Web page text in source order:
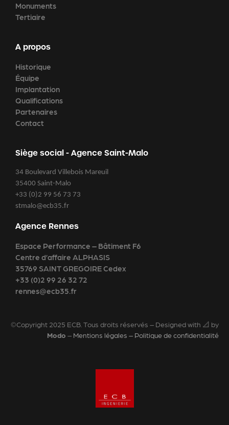
Monuments
Tertiaire
A propos
Historique
Équipe
Implantation
Qualifications
Partenaires
Contact
Siège social - Agence Saint-Malo
34 Boulevard Villebois Mareuil
35400 Saint-Malo
+33 (0)2 99 56 73 73
stmalo@ecb35.fr
Agence Rennes
Espace Performance – Bâtiment F6
Centre d’affaire ALPHASIS
35769 SAINT GREGOIRE Cedex
+33 (0)2 99 26 32 72
rennes@ecb35.fr
©Copyright 2025 ECB. Tous droits réservés – Designed with 📐 by
Modo – Mentions légales – Politique de confidentialité